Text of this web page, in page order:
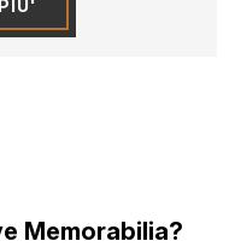
Memorabilia?